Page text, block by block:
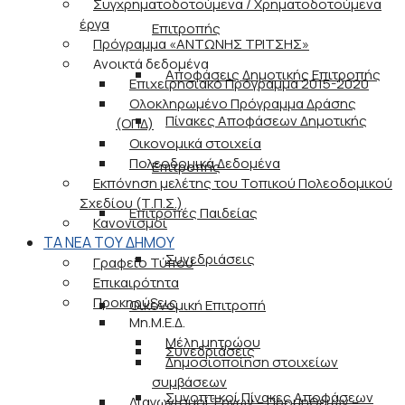
Επιτροπής
Αποφάσεις Δημοτικής Επιτροπής
Πίνακες Αποφάσεων Δημοτικής
Επιτροπής
Επιτροπές Παιδείας
Συνεδριάσεις
Οικονομική Επιτροπή
Συνεδριάσεις
Συνοπτικοί Πίνακες Αποφάσεων
Συγχρηματοδοτούμενα / Χρηματοδοτούμενα
έργα
Πρόγραμμα «ΑΝΤΩΝΗΣ ΤΡΙΤΣΗΣ»
Ανοικτά δεδομένα
Επιχειρησιακό Πρόγραμμα 2015-2020
Ολοκληρωμένο Πρόγραμμα Δράσης
(ΟΠΔ)
Οικονομικά στοιχεία
Πολεοδομικά Δεδομένα
Εκπόνηση μελέτης του Τοπικού Πολεοδομικού
Σχεδίου (Τ.Π.Σ.)
Κανονισμοί
ΤΑ ΝΕΑ ΤΟΥ ΔΗΜΟΥ
Γραφείο Τύπου
Επικαιρότητα
Προκηρύξεις
Μη.Μ.Ε.Δ.
Μέλη μητρώου
Δημοσιοποίηση στοιχείων
συμβάσεων